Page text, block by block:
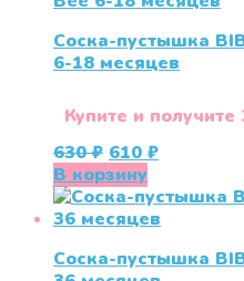
Соска-пустышка
6-18 месяцев
Купите и получите
630₽
цена
составляла
630 ₽.
610₽Текущая
610 ₽.
В корзину
Соска-пустышка